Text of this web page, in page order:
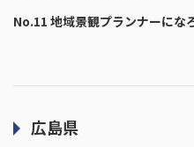
No.11 地域景観プランナーにな
広島県